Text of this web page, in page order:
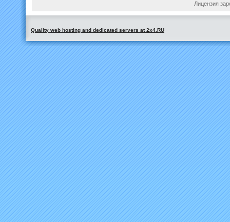
Лицензия
Quality web hosting and dedicated servers at 2x4.RU